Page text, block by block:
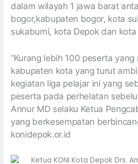
dalam wilayah 1 jawa barat
bogor,kabupaten bogor, kota
sukabumi, kota Depok dan kota
“Kurang lebih 100 peserta
kabupaten kota yang turut
kegiatan liga pelajar ini yang
peserta pada perhelatan
Annur MD selaku Ketua
yang berkesempatan
konidepok.or.id